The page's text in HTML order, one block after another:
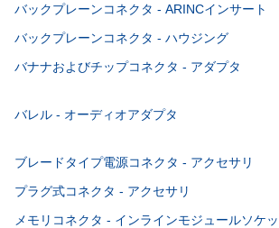
バックプレーンコネクタ - ARINCインサート
バックプレーンコネクタ - ハウジング
バナナおよびチップコネクタ - アダプタ
バレル - オーディオアダプタ
ブレードタイプ電源コネクタ - アクセサリ
プラグ式コネクタ - アクセサリ
メモリコネクタ - インラインモジュールソケッ